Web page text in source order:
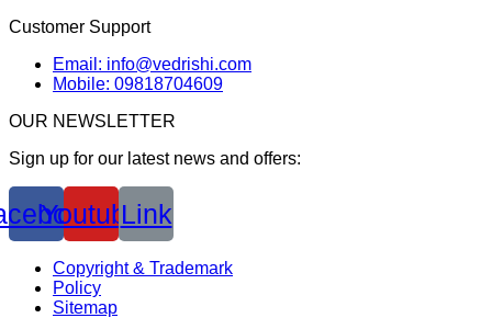
Customer Support
Email: info@vedrishi.com
Mobile: 09818704609
OUR NEWSLETTER
Sign up for our latest news and offers:
YoutubeLink
Copyright & Trademark
Policy
Sitemap